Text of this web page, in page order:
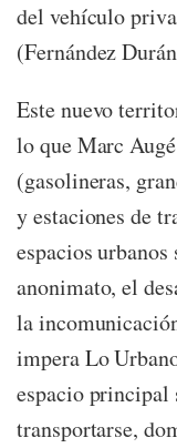
del vehículo
(Fernández
Este nuevo
lo que Marc
(gasolineras,
y estaciones de
espacios
anonimato, el
la
impera Lo
espacio principal
transportarse,